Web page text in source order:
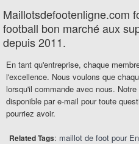
Maillotsdefootenligne.com
football bon marché aux
depuis 2011.
En tant qu'entreprise, chaque
l'excellence. Nous voulons que
lorsqu'il commande avec nous.
disponible par e-mail pour toute
pourriez avoir.
Related Tags: maillot de foot pour